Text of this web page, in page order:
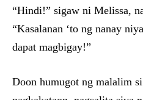
“Hindi!” sigaw ni Melissa,
“Kasalanan ‘to ng nanay
dapat magbigay!”
Doon humugot ng malalim